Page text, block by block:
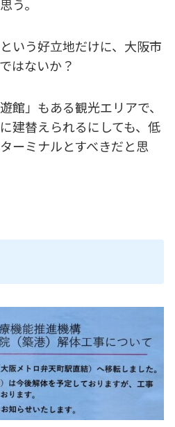
う。
いう好立地だけに、大阪市
はないか？
館」もある観光エリアで、
建替えられるにしても、低
ーミナルとすべきだと思